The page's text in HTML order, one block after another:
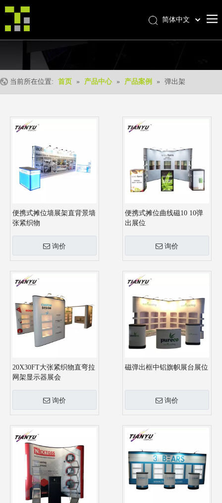
产品中心
我们的优势
新闻中心
联系我们
简体中文
日本語
Pусский
Français
Español
English
当前所在位置: 首页 » 产品中心 » 产品案例 » 弹出架
便携式摊位墙展架直背景墙
张紧织物
询价
便携式摊位曲线磁10 10弹
出展位
询价
20X30FT大张紧织物直弯拉
网架显示器展会
询价
磁弹出框中铝旗帜展台展位
询价